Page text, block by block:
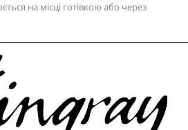
на місці готівкою або через